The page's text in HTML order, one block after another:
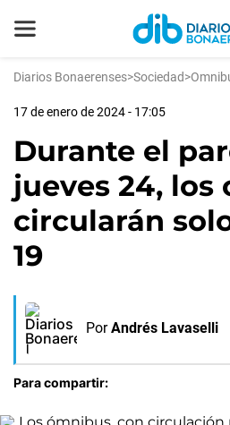
Diarios Bonaerenses>Sociedad>
17 de enero de 2024 - 17:05
Durante el
jueves 24, los
circularán
19
Por Andrés Lavaselli
Para compartir: